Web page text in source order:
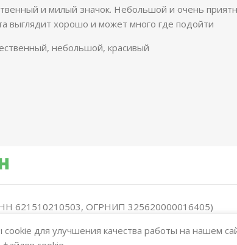
и милый значок. Небольшой и очень
выглядит хорошо и может много где подойти
небольшой, красивый
621510210503, ОГРНИП 325620000016405)
для улучшения качества работы на нашем